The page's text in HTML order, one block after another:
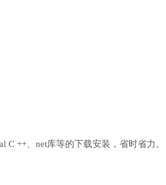
++、net库等的下载安装，省时省力。